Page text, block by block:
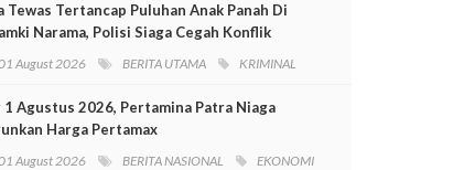
Tewas Tertancap Puluhan Anak Panah Di
Narama, Polisi Siaga Cegah Konflik
August 2026 BERITA UTAMA KRIMINAL
1 Agustus 2026, Pertamina Patra Niaga
Harga Pertamax
August 2026 BERITA NASIONAL EKONOMI